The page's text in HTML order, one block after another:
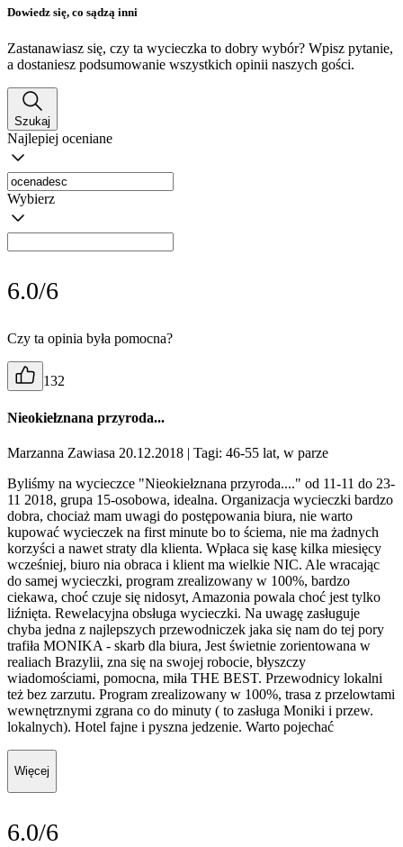
Dowiedz się, co sądzą inni
Zastanawiasz się, czy ta wycieczka to dobry wybór? Wpisz pytanie,
a dostaniesz podsumowanie wszystkich opinii naszych gości.
Szukaj
Najlepiej oceniane
Wybierz
6.0/6
Czy ta opinia była pomocna?
132
Nieokiełznana przyroda...
Marzanna Zawiasa 20.12.2018 | Tagi: 46-55 lat, w parze
Byliśmy na wycieczce "Nieokiełznana przyroda...." od 11-11 do 23-
11 2018, grupa 15-osobowa, idealna. Organizacja wycieczki bardzo
dobra, chociaż mam uwagi do postępowania biura, nie warto
kupować wycieczek na first minute bo to ściema, nie ma żadnych
korzyści a nawet straty dla klienta. Wpłaca się kasę kilka miesięcy
wcześniej, biuro nia obraca i klient ma wielkie NIC. Ale wracając
do samej wycieczki, program zrealizowany w 100%, bardzo
ciekawa, choć czuje się nidosyt, Amazonia powala choć jest tylko
liźnięta. Rewelacyjna obsługa wycieczki. Na uwagę zasługuje
chyba jedna z najlepszych przewodniczek jaka się nam do tej pory
trafiła MONIKA - skarb dla biura, Jest świetnie zorientowana w
realiach Brazylii, zna się na swojej robocie, błyszczy
wiadomościami, pomocna, miła THE BEST. Przewodnicy lokalni
też bez zarzutu. Program zrealizowany w 100%, trasa z przelowtami
wewnętrznymi zgrana co do minuty ( to zasługa Moniki i przew.
lokalnych). Hotel fajne i pyszna jedzenie. Warto pojechać
Więcej
6.0/6